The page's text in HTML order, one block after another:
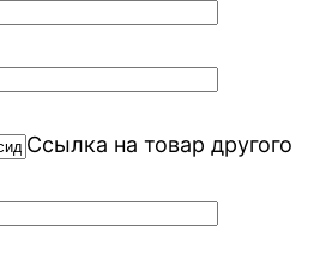
Ссылка на товар другого